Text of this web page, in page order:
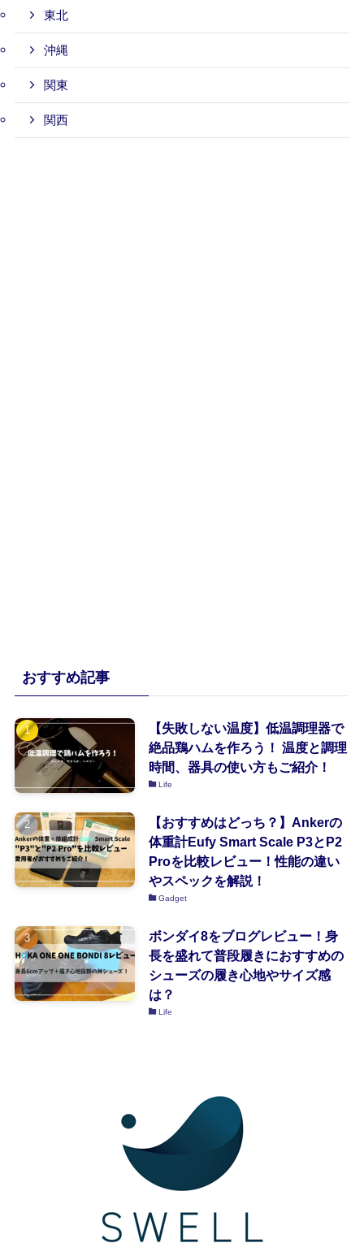
東北
沖縄
関東
関西
おすすめ記事
【失敗しない温度】低温調理器で
絶品鶏ハムを作ろう！ 温度と調理
時間、器具の使い方もご紹介！
Life
【おすすめはどっち？】Ankerの
体重計Eufy Smart Scale P3とP2
Proを比較レビュー！性能の違い
やスペックを解説！
Gadget
ボンダイ8をブログレビュー！身
長を盛れて普段履きにおすすめの
シューズの履き心地やサイズ感
は？
Life